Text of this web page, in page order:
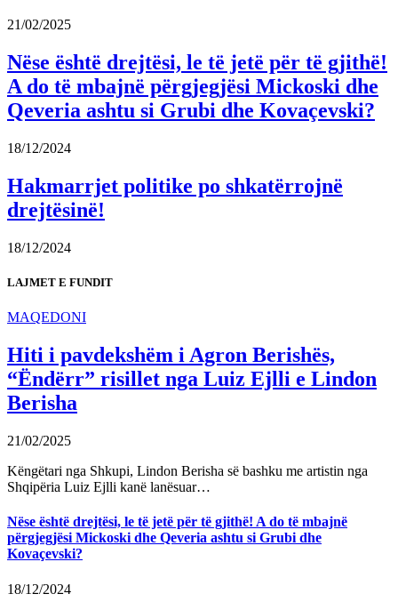
21/02/2025
Nëse është drejtësi, le të jetë për të gjithë!
A do të mbajnë përgjegjësi Mickoski dhe
Qeveria ashtu si Grubi dhe Kovaçevski?
18/12/2024
Hakmarrjet politike po shkatërrojnë
drejtësinë!
18/12/2024
LAJMET E FUNDIT
MAQEDONI
Hiti i pavdekshëm i Agron Berishës,
“Ëndërr” risillet nga Luiz Ejlli e Lindon
Berisha
21/02/2025
Këngëtari nga Shkupi, Lindon Berisha së bashku me artistin nga
Shqipëria Luiz Ejlli kanë lanësuar…
Nëse është drejtësi, le të jetë për të gjithë! A do të mbajnë
përgjegjësi Mickoski dhe Qeveria ashtu si Grubi dhe
Kovaçevski?
18/12/2024